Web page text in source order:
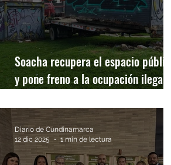
Soacha recupera el espacio público
y pone freno a la ocupación ilegal en
Diario de Cundinamarca
12 dic 2025
1 min de lectura